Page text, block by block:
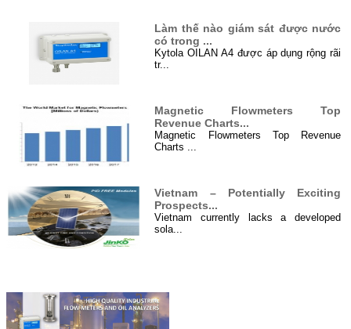
Làm thế nào giám sát được nước
có trong ...
Kytola OILAN A4 được áp dụng rộng rãi
tr...
Magnetic Flowmeters Top
Revenue Charts...
Magnetic Flowmeters Top Revenue
Charts ...
Vietnam – Potentially Exciting
Prospects...
Vietnam currently lacks a developed
sola...
Hệ thống cung cấp điện năng lượng mặt
tr...